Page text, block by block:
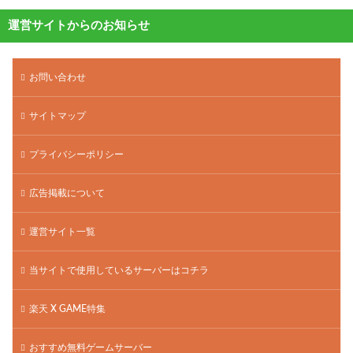
運営サイトからのお知らせ
お問い合わせ
サイトマップ
プライバシーポリシー
広告掲載について
運営サイト一覧
当サイトで使用しているサーバーはコチラ
楽天 X GAME特集
おすすめ無料ゲームサーバー